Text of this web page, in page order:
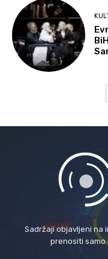
Sadržaji objavljeni na
prenositi samo